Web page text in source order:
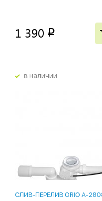
1 390 p
в наличии
СЛИВ-ПЕРЕЛИВ ORIO A-